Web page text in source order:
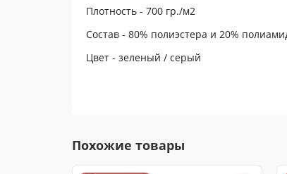
Плотность - 700 гр./м2
Состав - 80% полиэстера и 20%
Цвет - зеленый / серый
Похожие товары